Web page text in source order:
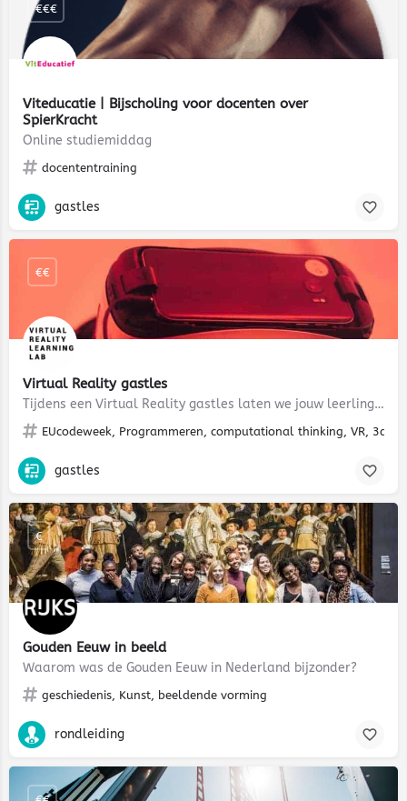
Viteducatie | Bijscholing voor docenten over
SpierKracht
Online studiemiddag
docententraining
€€€
gastles
Virtual Reality gastles
Tijdens een Virtual Reality gastles laten we jouw leerlingen of studenten kennismaken met Virtual Reality. We…
EUcodeweek, Programmeren, computational thinking, VR, 3d,
€€
gastles
Gouden Eeuw in beeld
Waarom was de Gouden Eeuw in Nederland bijzonder?
geschiedenis, Kunst, beeldende vorming
€
rondleiding